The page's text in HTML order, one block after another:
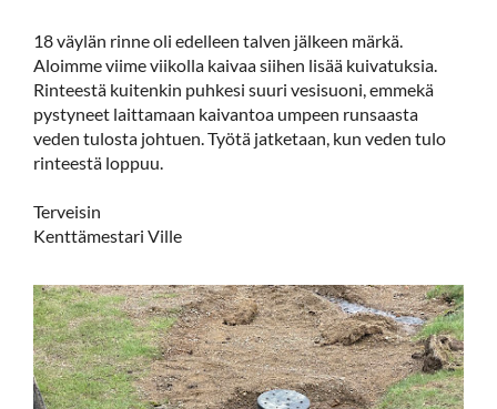
18 väylän rinne oli edelleen talven jälkeen märkä.
Aloimme viime viikolla kaivaa siihen lisää kuivatuksia.
Rinteestä kuitenkin puhkesi suuri vesisuoni, emmekä
pystyneet laittamaan kaivantoa umpeen runsaasta
veden tulosta johtuen. Työtä jatketaan, kun veden tulo
rinteestä loppuu.
Terveisin
Kenttämestari Ville